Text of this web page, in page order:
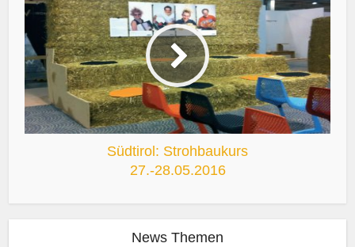
Südtirol: Strohbaukurs
27.-28.05.2016
News Themen